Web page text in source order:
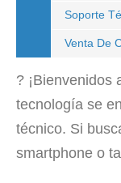
Soporte
Venta De
? ¡Bienvenidos
tecnología se
técnico. Si
smartphone o